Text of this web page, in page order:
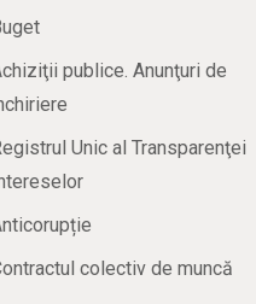
publice. Anunţuri de
Unic al Transparenţei
colectiv de muncă